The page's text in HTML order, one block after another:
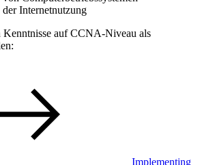
Internetnutzung
Kenntnisse auf CCNA-Niveau als
Implementing